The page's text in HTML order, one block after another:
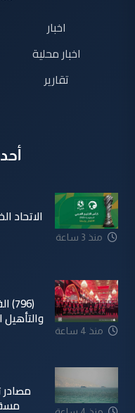
اخبار
اخبار محلية
تقارير
منذ 3 ساعة
منذ 4 ساعة
والتأهيل